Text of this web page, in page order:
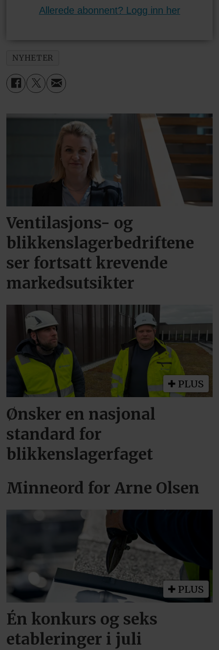
Allerede abonnent? Logg inn her
NYHETER
Ventilasjons- og
blikkenslagerbedriftene
ser fortsatt krevende
markedsutsikter
PLUS
Ønsker en nasjonal
standard for
blikkenslagerfaget
Minneord for Arne Olsen
PLUS
Én konkurs og seks
etableringer i juli